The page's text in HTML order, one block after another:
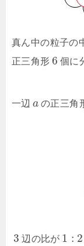
真ん中の粒子の
正三角形 6 個に
一辺 a の正三角
3 辺の比が 1 : 2